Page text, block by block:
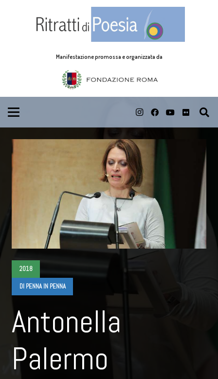
Manifestazione promossa e organizzata da
2018
DI PENNA IN PENNA
Antonella
Palermo